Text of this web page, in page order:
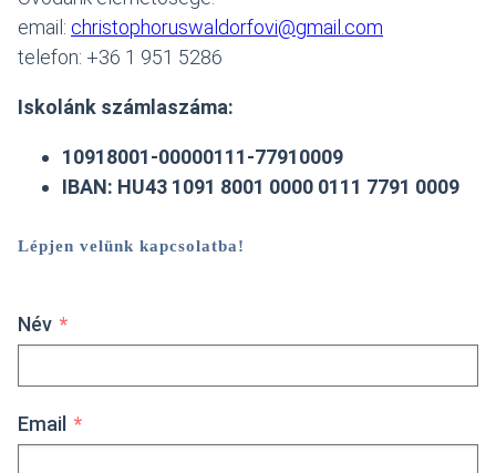
email: christophoruswaldorfovi@gmail.com
telefon: +36 1 951 5286
Iskolánk számlaszáma:
10918001-00000111-77910009
IBAN: HU43 1091 8001 0000 0111 7791 0009
Lépjen velünk kapcsolatba!
Név
Email